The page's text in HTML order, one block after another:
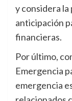
y considera
anticipación
financieras.
Por último,
Emergencia
emergencia